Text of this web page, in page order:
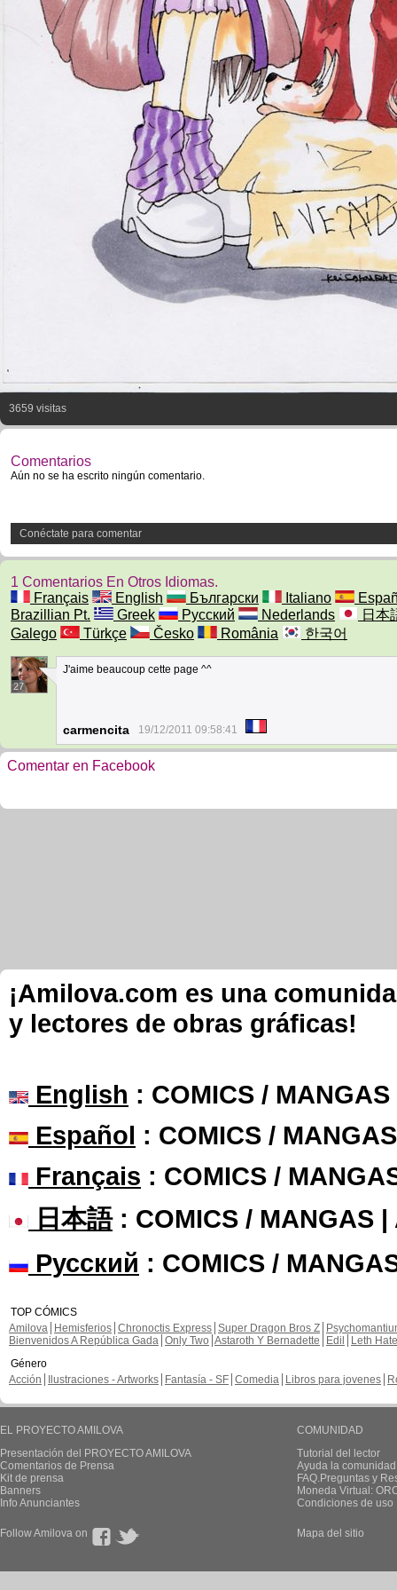
3659 visitas
Comentarios
Aún no se ha escrito ningún comentario.
Conéctate para comentar
1 Comentarios En Otros Idiomas.
Français
English Български Italiano
Brazillian Pt.
Greek Русский Nederlands
日本
Galego
Türkçe Česko România 한국어
27
J'aime beaucoup cette page ^^
carmencita 19/12/2011 09:58:41
Comentar en Facebook
¡Amilova.com es una
y lectores de obras gráficas!
English : COMICS /
Español : COMICS /
Français : COMICS /
日本語: COMICS / MANGAS |
Русский : COMICS /
TOP CÓMICS
Amilova
Hemisferios Chronoctis Express Super Dragon Bros Z
Bienvenidos A República Gada Only Two Astaroth Y Bernadette Edil
Leth Hate
Género
Acción
Ilustraciones - Artworks Fantasía - SF Comedia Libros para jovenes
EL PROYECTO AMILOVA
Presentación del PROYECTO AMILOVA
Comentarios de Prensa
Kit de prensa
Banners
Info Anunciantes
COMUNIDAD
Tutorial del lector
Ayuda la
FAQ.Preguntas y
Moneda Virtual:
Condiciones de uso
Follow Amilova on Mapa del sitio